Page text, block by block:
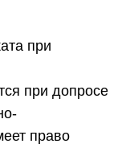
при
при допросе
право